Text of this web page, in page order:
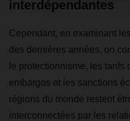
interdépendantes
Cependant, en examinant
des dernières années, on
le protectionnisme, les tarifs
embargos et les sanctions
régions du monde restent
interconnectées par les